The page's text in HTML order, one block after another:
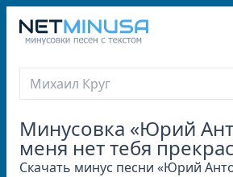
Минусовка «Юрий
меня нет тебя
Скачать минус песни «Юрий